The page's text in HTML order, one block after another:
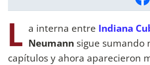
L a interna entre Indiana
Neumann sigue sumando
capítulos y ahora aparecieron